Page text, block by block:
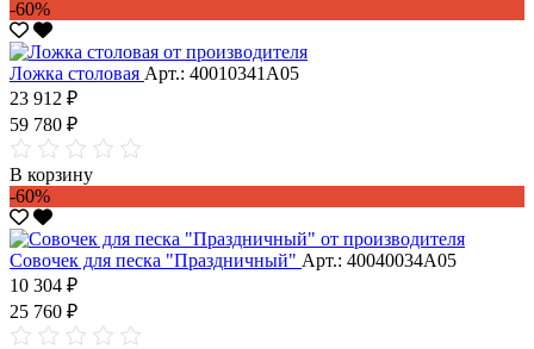
-60%
Ложка столовая Арт.: 40010341А05
23 912 ₽
59 780 ₽
В корзину
-60%
Совочек для песка "Праздничный" Арт.: 40040034А05
10 304 ₽
25 760 ₽